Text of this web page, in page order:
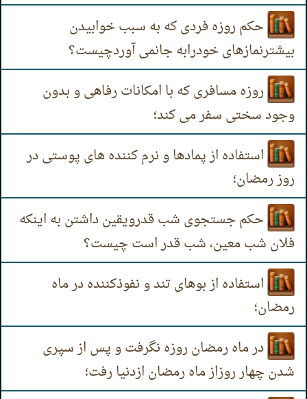
حکم روزه فردی که به سبب خوابیدن
بیشترنمازهای خودرابه جانمی آوردچیست؟
روزه مسافری که با امکانات رفاهی و بدون
وجود سختی سفر می کند؛
استفاده از پمادها و نرم کننده های پوستی در
روز رمضان؛
حکم جستجوی شب قدرویقین داشتن به اینکه
فلان شب معین، شب قدر است چیست؟
استفاده از بوهای تند و نفوذکننده در ماه
رمضان؛
در ماه رمضان روزه نگرفت و پس از سپری
شدن چهار روزاز ماه رمضان ازدنیا رفت؛